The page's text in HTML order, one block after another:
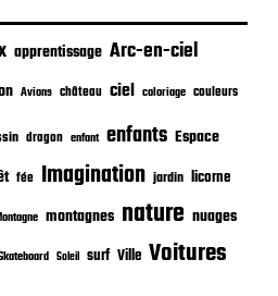
apprentissage Arc-en-ciel
Avions château ciel coloriage couleurs
dragon enfant enfants Espace
fée Imagination jardin licorne
montagnes nature nuages
Soleil surf Ville Voitures